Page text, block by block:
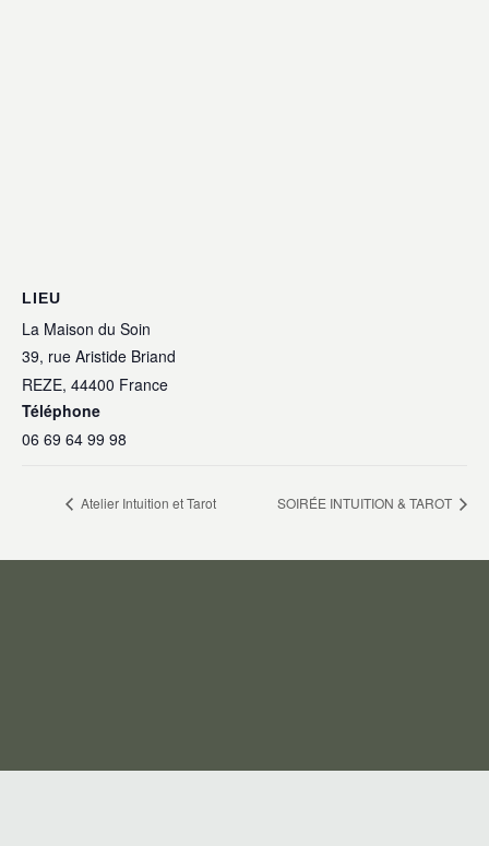
LIEU
La Maison du Soin
39, rue Aristide Briand
REZE, 44400 France
Téléphone
06 69 64 99 98
Atelier Intuition et Tarot SOIRÉE INTUITION & TAROT